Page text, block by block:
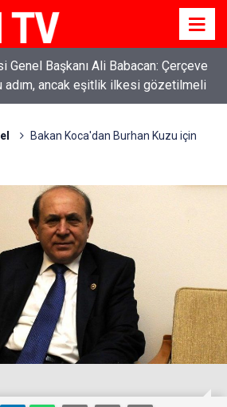
Genel Başkanı Ali Babacan: Çerçeve
adım, ancak eşitlik ilkesi gözetilmeli
Bakan Koca'dan Burhan Kuzu için